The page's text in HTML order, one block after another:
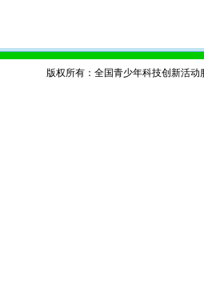
版权所有：全国青少年科技创新活